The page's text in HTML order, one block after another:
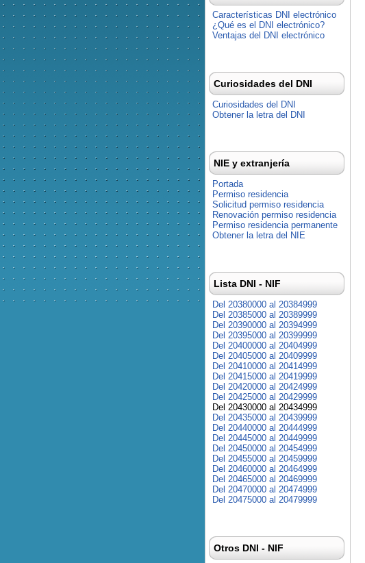
Características DNI electrónico
¿Qué es el DNI electrónico?
Ventajas del DNI electrónico
Curiosidades del DNI
Curiosidades del DNI
Obtener la letra del DNI
NIE y extranjería
Portada
Permiso residencia
Solicitud permiso residencia
Renovación permiso residencia
Permiso residencia permanente
Obtener la letra del NIE
Lista DNI - NIF
Del 20380000 al 20384999
Del 20385000 al 20389999
Del 20390000 al 20394999
Del 20395000 al 20399999
Del 20400000 al 20404999
Del 20405000 al 20409999
Del 20410000 al 20414999
Del 20415000 al 20419999
Del 20420000 al 20424999
Del 20425000 al 20429999
Del 20430000 al 20434999
Del 20435000 al 20439999
Del 20440000 al 20444999
Del 20445000 al 20449999
Del 20450000 al 20454999
Del 20455000 al 20459999
Del 20460000 al 20464999
Del 20465000 al 20469999
Del 20470000 al 20474999
Del 20475000 al 20479999
Otros DNI - NIF